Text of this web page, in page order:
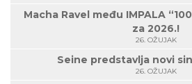
Macha Ravel među IMPALA
za 2026.!
26. OŽUJAK
Seine predstavlja novi
26. OŽUJAK